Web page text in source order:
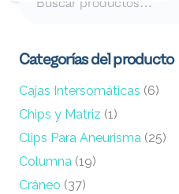
Categorías del producto
Cajas Intersomáticas (6)
Chips y Matriz (1)
Clips Para Aneurisma (25)
Columna (19)
Cráneo (37)